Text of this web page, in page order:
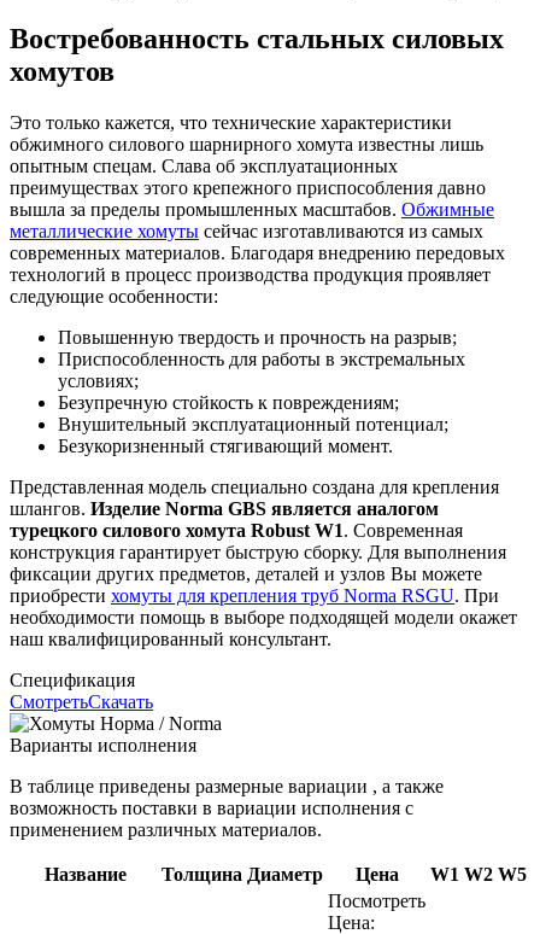
Востребованность стальных силовых
хомутов
Это только кажется, что технические характеристики
обжимного силового шарнирного хомута известны лишь
опытным спецам. Слава об эксплуатационных
преимуществах этого крепежного приспособления давно
вышла за пределы промышленных масштабов. Обжимные
металлические хомуты сейчас изготавливаются из самых
современных материалов. Благодаря внедрению передовых
технологий в процесс производства продукция проявляет
следующие особенности:
Повышенную твердость и прочность на разрыв;
Приспособленность для работы в экстремальных
условиях;
Безупречную стойкость к повреждениям;
Внушительный эксплуатационный потенциал;
Безукоризненный стягивающий момент.
Представленная модель специально создана для крепления
шлангов. Изделие Norma GBS является аналогом
турецкого силового хомута Robust W1. Современная
конструкция гарантирует быструю сборку. Для выполнения
фиксации других предметов, деталей и узлов Вы можете
приобрести хомуты для крепления труб Norma RSGU. При
необходимости помощь в выборе подходящей модели окажет
наш квалифицированный консультант.
Спецификация
СмотретьСкачать
Варианты исполнения
В таблице приведены размерные вариации , а также
возможность поставки в вариации исполнения с
применением различных материалов.
Название Толщина Диаметр Цена W1 W2 W5
Посмотреть
Цена: